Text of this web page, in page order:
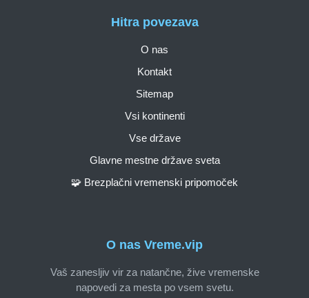
O nas Vreme.vip
Vaš zanesljiv vir za natančne, žive vremenske
napovedi za mesta po vsem svetu.
Hitra povezava
O nas
Kontakt
Sitemap
Vsi kontinenti
Vse države
Glavne mestne države sveta
🧩 Brezplačni vremenski pripomoček